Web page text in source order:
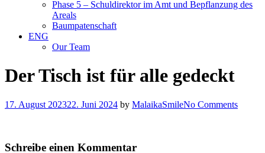
Phase 5 – Schuldirektor im Amt und Bepflanzung des
Areals
Baumpatenschaft
ENG
Our Team
Der Tisch ist für alle gedeckt
17. August 202322. Juni 2024 by MalaikaSmileNo Comments
Schreibe einen Kommentar